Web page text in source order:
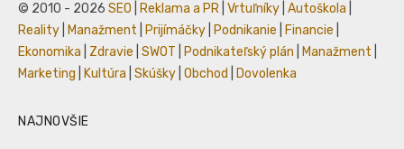
© 2010 - 2026 SEO Reklama a PR Vrtuľníky Autoškola
Reality
Manažment Prijímáčky Podnikanie Financie
Ekonomika
Zdravie SWOT Podnikateľský plán Manažment
Marketing
Kultúra Skúšky Obchod Dovolenka
NAJNOVŠIE